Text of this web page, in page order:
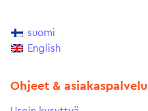
suomi
English
Ohjeet & asiakaspalvelu